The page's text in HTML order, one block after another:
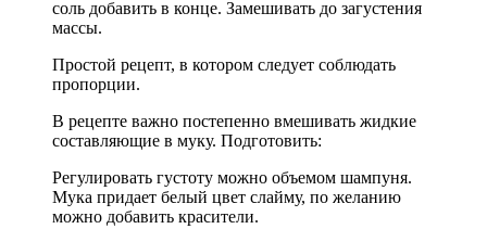
соль добавить в конце. Замешивать до загустения
массы.
Простой рецепт, в котором следует соблюдать
пропорции.
В рецепте важно постепенно вмешивать жидкие
составляющие в муку. Подготовить:
Регулировать густоту можно объемом шампуня.
Мука придает белый цвет слайму, по желанию
можно добавить красители.